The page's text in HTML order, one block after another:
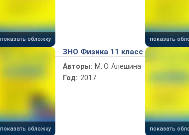
показать обложку показать
показать обложку
ЗНО Физика 11 класс
Авторы: М. О. Алешина
Год: 2017
показать